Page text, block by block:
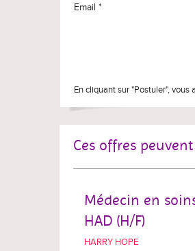
Email *
En cliquant sur "Postuler", vous
Ces offres
Médecin en
HAD (H/F)
HARRY HOPE